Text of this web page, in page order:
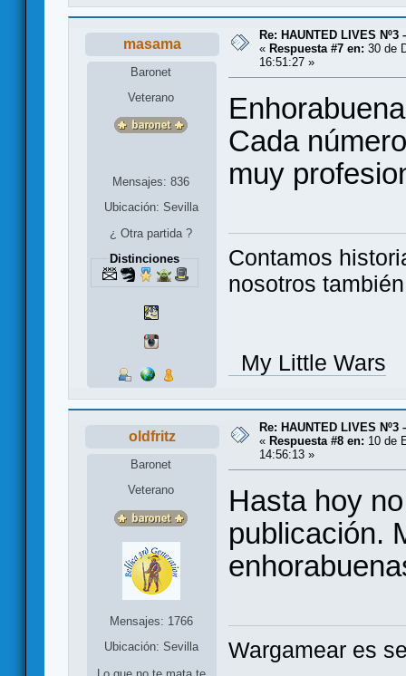
masama
Baronet
Veterano
Mensajes: 836
Ubicación: Sevilla
¿ Otra partida ?
Distinciones
Re: HAUNTED LIVES Nº3
« Respuesta #7 en: 30 de
16:51:27 »
Cada
muy
Contamos
nosotros
My Little Wars
oldfritz
Baronet
Veterano
Mensajes: 1766
Ubicación: Sevilla
Re: HAUNTED LIVES Nº3
« Respuesta #8 en: 10 de
14:56:13 »
Hasta hoy
publicación.
Wargamear es